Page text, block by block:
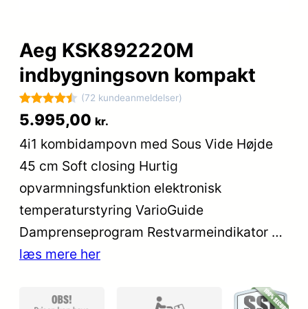
Aeg KSK892220M
indbygningsovn kompakt
Bedømt
ud af 5
baseret
72
mmelser
(72 kundeanmeldelser)
5.995,00 kr.
4i1 kombidampovn med Sous Vide Højde
45 cm Soft closing Hurtig
opvarmningsfunktion elektronisk
temperaturstyring VarioGuide
Damprenseprogram Restvarmeindikator …
læs mere her